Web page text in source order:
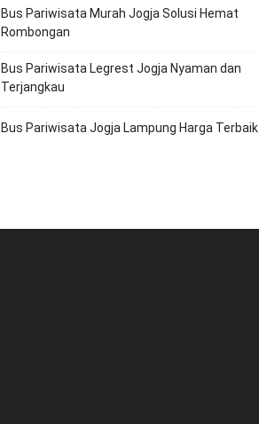
Bus Pariwisata Murah Jogja Solusi Hemat
Rombongan
Bus Pariwisata Legrest Jogja Nyaman dan
Terjangkau
Bus Pariwisata Jogja Lampung Harga Terbaik